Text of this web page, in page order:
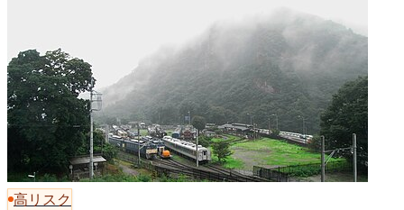
高リスク